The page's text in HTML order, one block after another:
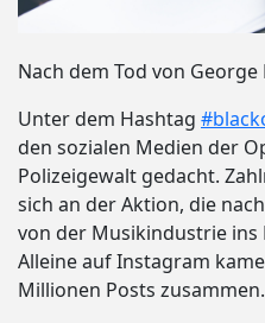
Nach dem Tod von George
Unter dem Hashtag
den sozialen Medien der
Polizeigewalt gedacht.
sich an der Aktion, die
von der Musikindustrie ins
Alleine auf Instagram
Millionen Posts zusammen.